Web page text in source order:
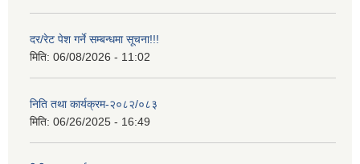
दर/रेट पेश गर्ने सम्बन्धमा सूचना!!!
मिति: 06/08/2026 - 11:02
निति तथा कार्यक्रम-२०८२/०८३
मिति: 06/26/2025 - 16:49